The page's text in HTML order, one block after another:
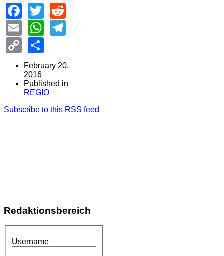
Facebook
Twitter
EmailWhatsApp
Copy
Link
February 20,
2016
Published in
REGIO
Subscribe to this RSS feed
Redaktionsbereich
Username